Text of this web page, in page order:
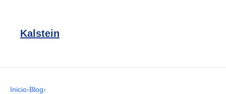
Kalstein
Inicio›Blog›